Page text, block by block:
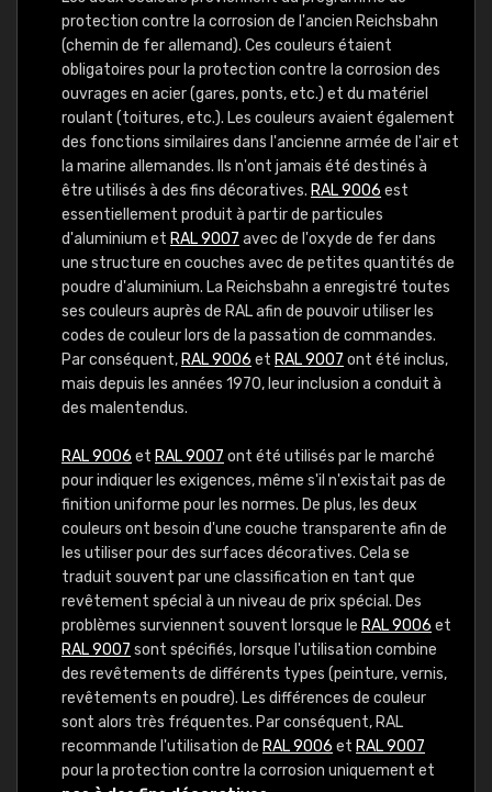
protection contre la corrosion de l'ancien Reichsbahn
(chemin de fer allemand). Ces couleurs étaient
obligatoires pour la protection contre la corrosion des
ouvrages en acier (gares, ponts, etc.) et du matériel
roulant (toitures, etc.). Les couleurs avaient également
des fonctions similaires dans l'ancienne armée de l'air et
la marine allemandes. Ils n'ont jamais été destinés à
être utilisés à des fins décoratives. RAL 9006 est
essentiellement produit à partir de particules
d'aluminium et RAL 9007 avec de l'oxyde de fer dans
une structure en couches avec de petites quantités de
poudre d'aluminium. La Reichsbahn a enregistré toutes
ses couleurs auprès de RAL afin de pouvoir utiliser les
codes de couleur lors de la passation de commandes.
Par conséquent, RAL 9006 et RAL 9007 ont été inclus,
mais depuis les années 1970, leur inclusion a conduit à
des malentendus.
RAL 9006 et RAL 9007 ont été utilisés par le marché
pour indiquer les exigences, même s'il n'existait pas de
finition uniforme pour les normes. De plus, les deux
couleurs ont besoin d'une couche transparente afin de
les utiliser pour des surfaces décoratives. Cela se
traduit souvent par une classification en tant que
revêtement spécial à un niveau de prix spécial. Des
problèmes surviennent souvent lorsque le RAL 9006 et
RAL 9007 sont spécifiés, lorsque l'utilisation combine
des revêtements de différents types (peinture, vernis,
revêtements en poudre). Les différences de couleur
sont alors très fréquentes. Par conséquent, RAL
recommande l'utilisation de RAL 9006 et RAL 9007
pour la protection contre la corrosion uniquement et